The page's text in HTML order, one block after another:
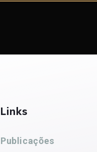
Links
Publicações